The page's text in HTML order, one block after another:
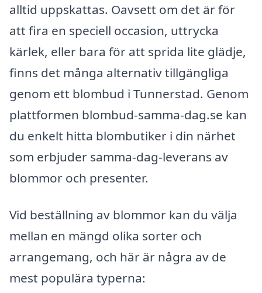
alltid uppskattas. Oavsett om det är för
att fira en speciell occasion, uttrycka
kärlek, eller bara för att sprida lite glädje,
finns det många alternativ tillgängliga
genom ett blombud i Tunnerstad. Genom
plattformen blombud-samma-dag.se kan
du enkelt hitta blombutiker i din närhet
som erbjuder samma-dag-leverans av
blommor och presenter.
Vid beställning av blommor kan du välja
mellan en mängd olika sorter och
arrangemang, och här är några av de
mest populära typerna: